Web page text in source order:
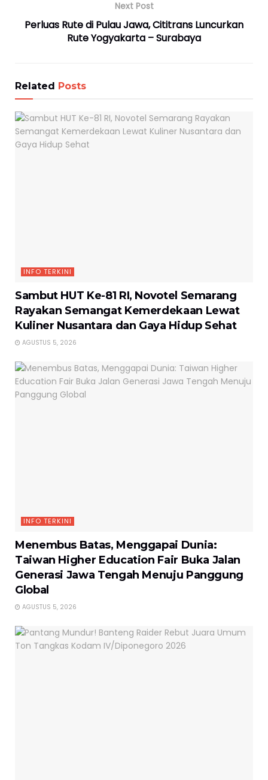
Next Post
Perluas Rute di Pulau Jawa, Cititrans Luncurkan
Rute Yogyakarta – Surabaya
Related Posts
INFO TERKINI
Sambut HUT Ke-81 RI, Novotel Semarang
Rayakan Semangat Kemerdekaan Lewat
Kuliner Nusantara dan Gaya Hidup Sehat
AGUSTUS 5, 2026
INFO TERKINI
Menembus Batas, Menggapai Dunia:
Taiwan Higher Education Fair Buka Jalan
Generasi Jawa Tengah Menuju Panggung
Global
AGUSTUS 5, 2026